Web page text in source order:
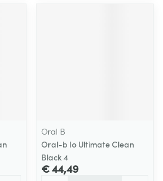
Oral B
Oral-b Io Ultimate Clean
Black 4
€ 44,49